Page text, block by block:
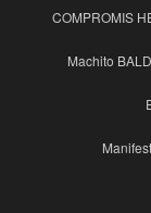
COMPROMIS
Machito